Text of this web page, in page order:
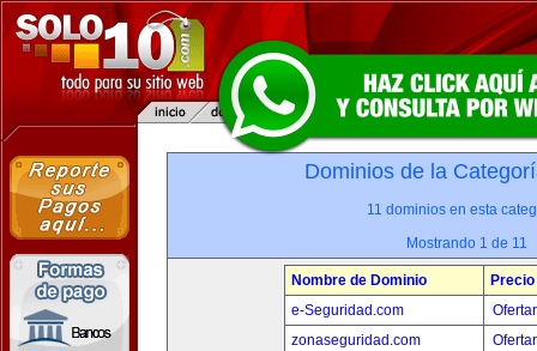
Dominios de la
11 dominios en esta
Mostrando 1 de 11
Nombre de Dominio
Precio
e-Seguridad.com
zonaseguridad.com